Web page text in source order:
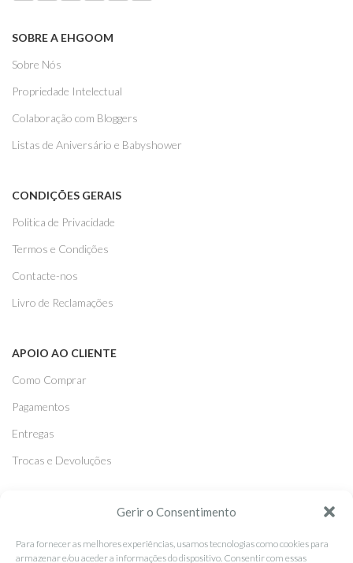
Gerir o Consentimento
Para fornecer as melhores experiências, usamos tecnologias como cookies para
armazenar e/ou aceder a informações do dispositivo. Consentir com essas
SOBRE A EHGOOM
Sobre Nós
Propriedade Intelectual
Colaboração com Bloggers
Listas de Aniversário e Babyshower
CONDIÇÕES GERAIS
Politica de Privacidade
Termos e Condições
Contacte-nos
Livro de Reclamações
APOIO AO CLIENTE
Como Comprar
Pagamentos
Entregas
Trocas e Devoluções
Facebook